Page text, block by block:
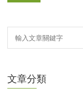
文章分類